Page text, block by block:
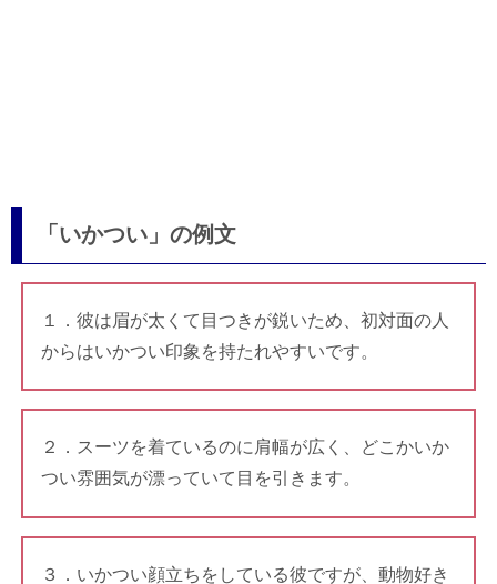
「いかつい」の例文
１．彼は眉が太くて目つきが鋭いため、初対面の人
からはいかつい印象を持たれやすいです。
２．スーツを着ているのに肩幅が広く、どこかいか
つい雰囲気が漂っていて目を引きます。
３．いかつい顔立ちをしている彼ですが、動物好き